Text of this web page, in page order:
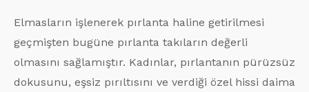
Elmasların işlenerek pırlanta haline getirilmesi
geçmişten bugüne pırlanta takıların değerli
olmasını sağlamıştır. Kadınlar, pırlantanın pürüzsüz
dokusunu, eşsiz pırıltısını ve verdiği özel hissi daima